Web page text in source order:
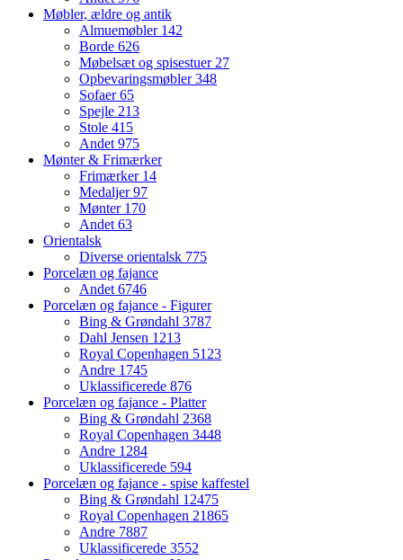
Møbler, ældre og antik
Almuemøbler 142
Borde 626
Møbelsæt og spisestuer27
Opbevaringsmøbler348
Sofaer65
Spejle 213
Stole 415
Andet975
Mønter & Frimærker
Frimærker 14
Medaljer97
Mønter 170
Andet63
Orientalsk
Diverse orientalsk 775
Porcelæn og fajance
Andet6746
Porcelæn og fajance - Figurer
Bing & Grøndahl 3787
Dahl Jensen 1213
Royal Copenhagen 5123
Andre 1745
Uklassificerede 876
Porcelæn og fajance - Platter
Bing & Grøndahl 2368
Royal Copenhagen 3448
Andre 1284
Uklassificerede 594
Porcelæn og fajance - spise kaffestel
Bing & Grøndahl 12475
Royal Copenhagen 21865
Andre 7887
Uklassificerede 3552